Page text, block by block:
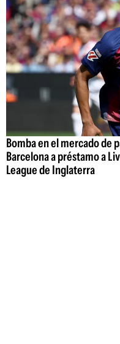
Bomba en el mercado de
Barcelona a préstamo a
League de Inglaterra